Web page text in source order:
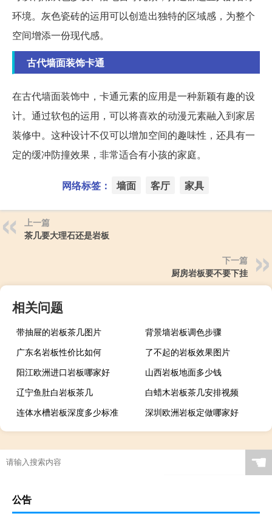
环境。灰色瓷砖的运用可以创造出独特的区域感，为整个
空间增添一份现代感。
古代墙面装饰卡通
在古代墙面装饰中，卡通元素的应用是一种新颖有趣的设
计。通过软包的运用，可以将喜欢的动漫元素融入到家居
装修中。这种设计不仅可以增加空间的趣味性，还具有一
定的缓冲防撞效果，非常适合有小孩的家庭。
网络标签： 墙面 客厅 家具
上一篇
茶几要大理石还是岩板
下一篇
厨房岩板要不要下挂
相关问题
带抽屉的岩板茶几图片
背景墙岩板调色步骤
广东名岩板性价比如何
了不起的岩板效果图片
阳江欧洲进口岩板哪家好
山西岩板地面多少钱
辽宁鱼肚白岩板茶几
白蜡木岩板茶几安排视频
连体水槽岩板深度多少标准
深圳欧洲岩板定做哪家好
广西现代简约岩板贵吗
岩板当背景墙好吗
茶几桌客厅京东自营岩板
瓷砖岩板能打磨吗吗
特别的岩板图案是什么
怎么区分岩石岩板的好坏
岩板茶几会变色吗吗
☚
公告